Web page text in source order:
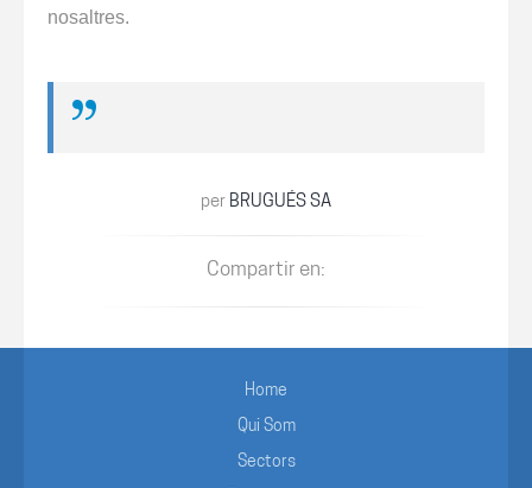
nosaltres.
per BRUGUÉS SA
Compartir en:
Home
Qui Som
Sectors